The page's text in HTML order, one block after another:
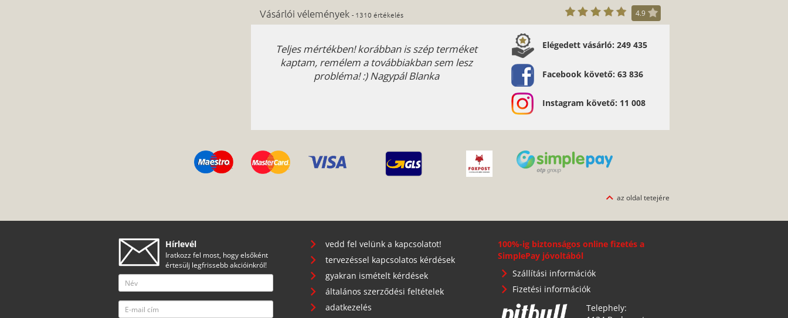
Vásárlói vélemények- 1310 értékelés 4.9
Teljes mértékben! korábban is szép terméket
kaptam, remélem a továbbiakban sem lesz
probléma! :) Nagypál Blanka
Elégedett vásárló: 249 435
Facebook követő: 63 836
Instagram követő: 11 008
az oldal tetejére
Hírlevél
Iratkozz fel most, hogy elsőként
értesülj legfrissebb akcióinkról!
vedd fel velünk a kapcsolatot!
tervezéssel kapcsolatos kérdések
gyakran ismételt kérdések
általános szerződési feltételek
adatkezelés
100%-ig biztonságos online fizetés a
SimplePay jóvoltából
Szállítási információk
Fizetési információk
Telephely: